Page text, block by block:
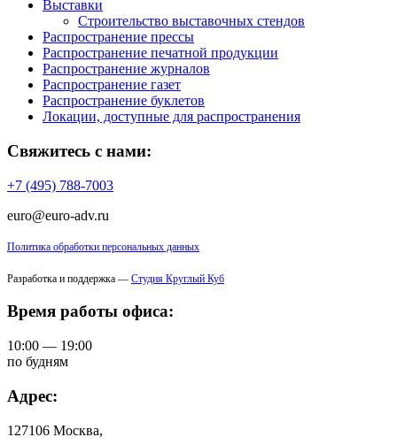
Выставки
Строительство выставочных стендов
Распространение прессы
Распространение печатной продукции
Распространение журналов
Распространение газет
Распространение буклетов
Локации, доступные для распространения
Свяжитесь с нами:
+7 (495) 788-7003
euro@euro-adv.ru
Политика обработки персональных данных
Разработка и поддержка — Студия Круглый Куб
Время работы офиса:
10:00 — 19:00
по будням
Адрес:
127106 Москва,